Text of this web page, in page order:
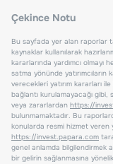
Çekince Notu
Bu sayfada yer alan raporlar
kaynaklar kullanılarak
kararlarında yardımcı olmayı
satma yönünde yatırımcıların
verecekleri yatırım kararları
bağlantı kurulamayacağı gibi,
veya zararlardan https://
bulunmamaktadır. Bu
konularda resmi hizmet veren
https://invest.papara.com
genel anlamda bilgilendirmek
bir gelirin sağlanmasına